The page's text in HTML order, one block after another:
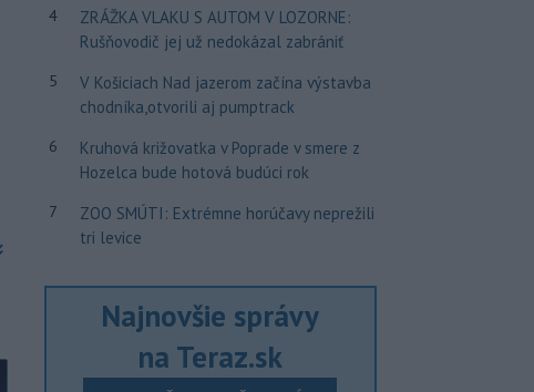
4
ZRÁŽKA VLAKU S AUTOM V LOZORNE:
Rušňovodič jej už nedokázal zabrániť
5
V Košiciach Nad jazerom začína výstavba
chodníka,otvorili aj pumptrack
6
Kruhová križovatka v Poprade v smere z
Hozelca bude hotová budúci rok
7
ZOO SMÚTI: Extrémne horúčavy neprežili
tri levice
Najnovšie správy
na Teraz.sk